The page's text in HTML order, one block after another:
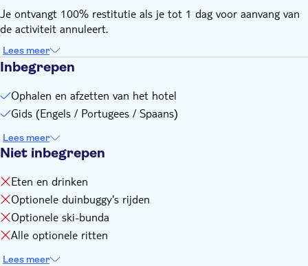
Je ontvangt 100% restitutie als je tot 1 dag voor aanvang van
de activiteit annuleert.
Lees meer
Inbegrepen
Ophalen en afzetten van het hotel
Gids (Engels / Portugees / Spaans)
Lees meer
Niet inbegrepen
Eten en drinken
Optionele duinbuggy's rijden
Optionele ski-bunda
Alle optionele ritten
Lees meer